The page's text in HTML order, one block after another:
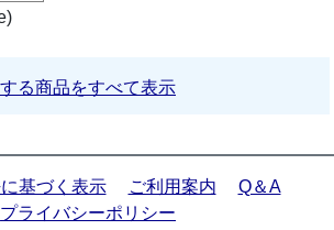
る商品をすべて表示
基づく表示 ご利用案内
Q＆A
プライバシーポリシー